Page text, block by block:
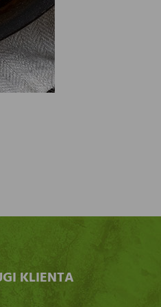
KLIENTA